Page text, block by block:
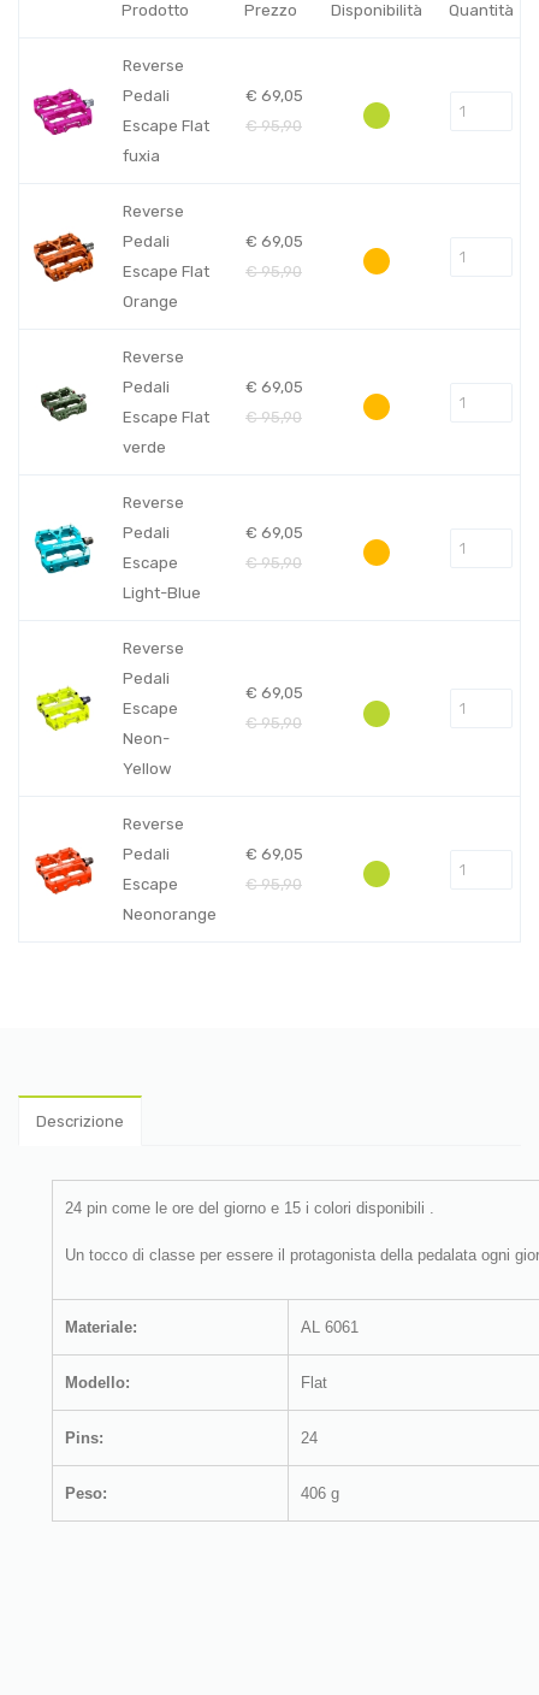
Prodotto Prezzo Disponibilità Quantità
Reverse
Pedali
Escape Flat
fuxia
€ 69,05
€95,90
Reverse
Pedali
Escape Flat
Orange
€ 69,05
€95,90
Reverse
Pedali
Escape Flat
verde
€ 69,05
€95,90
Reverse
Pedali
Escape
Light-Blue
€ 69,05
€95,90
Reverse
Pedali
Escape
Neon-
Yellow
€ 69,05
€95,90
Reverse
Pedali
Escape
Neonorange
€ 69,05
€95,90
Descrizione
24 pin come le ore del giorno e 15 i colori disponibili .
Un tocco di classe per essere il protagonista della pedalata ogni
Materiale: AL 6061
Modello: Flat
Pins: 24
Peso: 406 g